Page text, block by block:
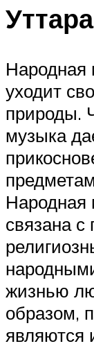
Народная
уходит
природы.
музыка
Народная
связана с
жизнью
образом,
являются